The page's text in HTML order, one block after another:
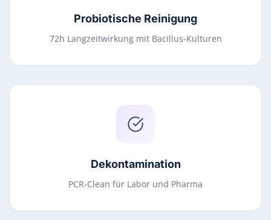
Probiotische Reinigung
72h Langzeitwirkung mit Bacillus-Kulturen
Dekontamination
PCR-Clean für Labor und Pharma